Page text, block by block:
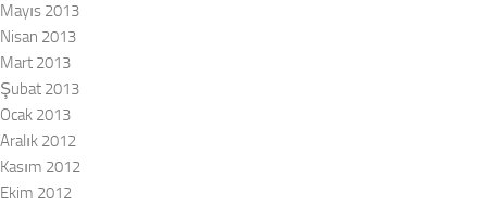
Mayıs 2013
Nisan 2013
Mart 2013
Şubat 2013
Ocak 2013
Aralık 2012
Kasım 2012
Ekim 2012